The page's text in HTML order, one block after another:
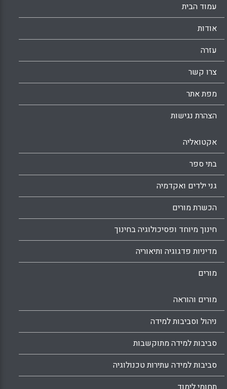
עמוד הבית
אודות
עזרה
צרו קשר
מפת אתר
הצהרת נגישות
אקטואליה
בתי ספר
גני ילדים ואקדמיה
הכשרת מורים
חינוך מיוחד ופסיכולוגיה בחינוך
מדיניות פדגוגיה ותיאוריה
מורים
מורים והוראה
ניהול וסביבות למידה
סביבות למידה מתוקשבות
סביבות למידה עתירות טכנולוגיה